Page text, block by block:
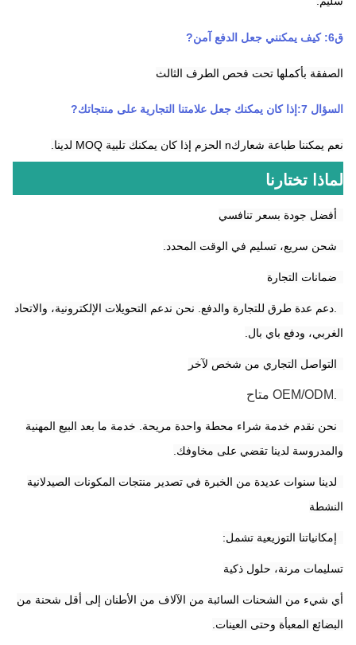
ق6
: كيف يمكنني جعل الدفع آمن?
الصفقة بأكملها تحت فحص الطرف الثالث
السؤال 7: إذا كان يمكنك جعل علامتنا التجارية على منتجاتك?
نعم يمكننا طباعة شعاركn الحزم إذا كان يمكنك تلبية MOQ لدينا.
لماذا تختارنا
4.دعم عدة طرق للتجارة والدفع. نحن ندعم التحويلات الإلكترونية، والاتحاد
الغربي، ودفع باي بال.
OEM/ODM متاح
7نحن نقدم خدمة شراء محطة واحدة مريحة. خدمة ما بعد البيع المهنية
والمدروسة لدينا تقضي على مخاوفك.
8لدينا سنوات عديدة من الخبرة في تصدير منتجات المكونات الصيدلانية
النشطة
تسليمات مرنة، حلول ذكية
أي شيء من الشحنات السائبة من الآلاف من الأطنان إلى أقل شحنة من
البضائع المعبأة وحتى العينات.